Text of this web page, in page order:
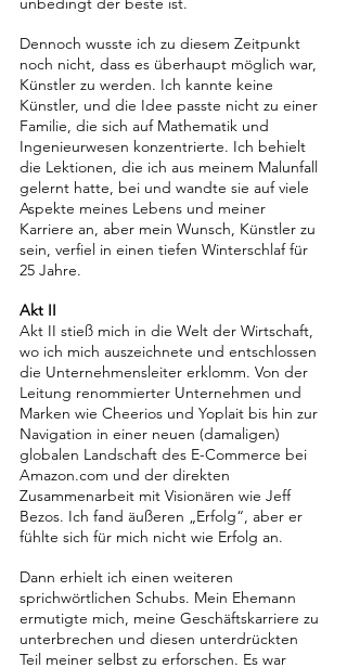
Dennoch wusste ich zu diesem Zeitpunkt
noch nicht, dass es überhaupt möglich war,
Künstler zu werden. Ich kannte keine
Künstler, und die Idee passte nicht zu einer
Familie, die sich auf Mathematik und
Ingenieurwesen konzentrierte. Ich behielt
die Lektionen, die ich aus meinem Malunfall
gelernt hatte, bei und wandte sie auf viele
Aspekte meines Lebens und meiner
Karriere an, aber mein Wunsch, Künstler zu
sein, verfiel in einen tiefen Winterschlaf für
25 Jahre.
Akt II
Akt II stieß mich in die Welt der Wirtschaft,
wo ich mich auszeichnete und entschlossen
die Unternehmensleiter erklomm. Von der
Leitung renommierter Unternehmen und
Marken wie Cheerios und Yoplait bis hin zur
Navigation in einer neuen (damaligen)
globalen Landschaft des E-Commerce bei
Amazon.com und der direkten
Zusammenarbeit mit Visionären wie Jeff
Bezos. Ich fand äußeren „Erfolg“, aber er
fühlte sich für mich nicht wie Erfolg an.
Dann erhielt ich einen weiteren
sprichwörtlichen Schubs. Mein Ehemann
ermutigte mich, meine Geschäftskarriere zu
unterbrechen und diesen unterdrückten
Teil meiner selbst zu erforschen. Es war